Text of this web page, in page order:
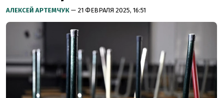
АЛЕКСЕЙ АРТЕМЧУК — 21 ФЕВРАЛЯ 2025, 16:51